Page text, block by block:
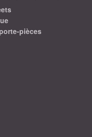
pièces